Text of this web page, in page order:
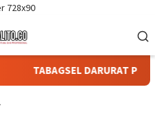
TABAGSEL DARURAT